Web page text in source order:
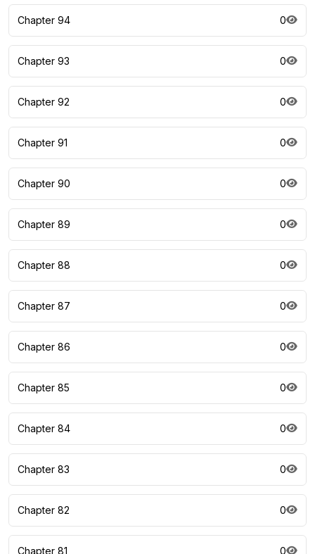
Chapter 94 0
Chapter 93 0
Chapter 92 0
Chapter 91 0
Chapter 90 0
Chapter 89 0
Chapter 88 0
Chapter 87 0
Chapter 86 0
Chapter 85 0
Chapter 84 0
Chapter 83 0
Chapter 82 0
Chapter 81 0